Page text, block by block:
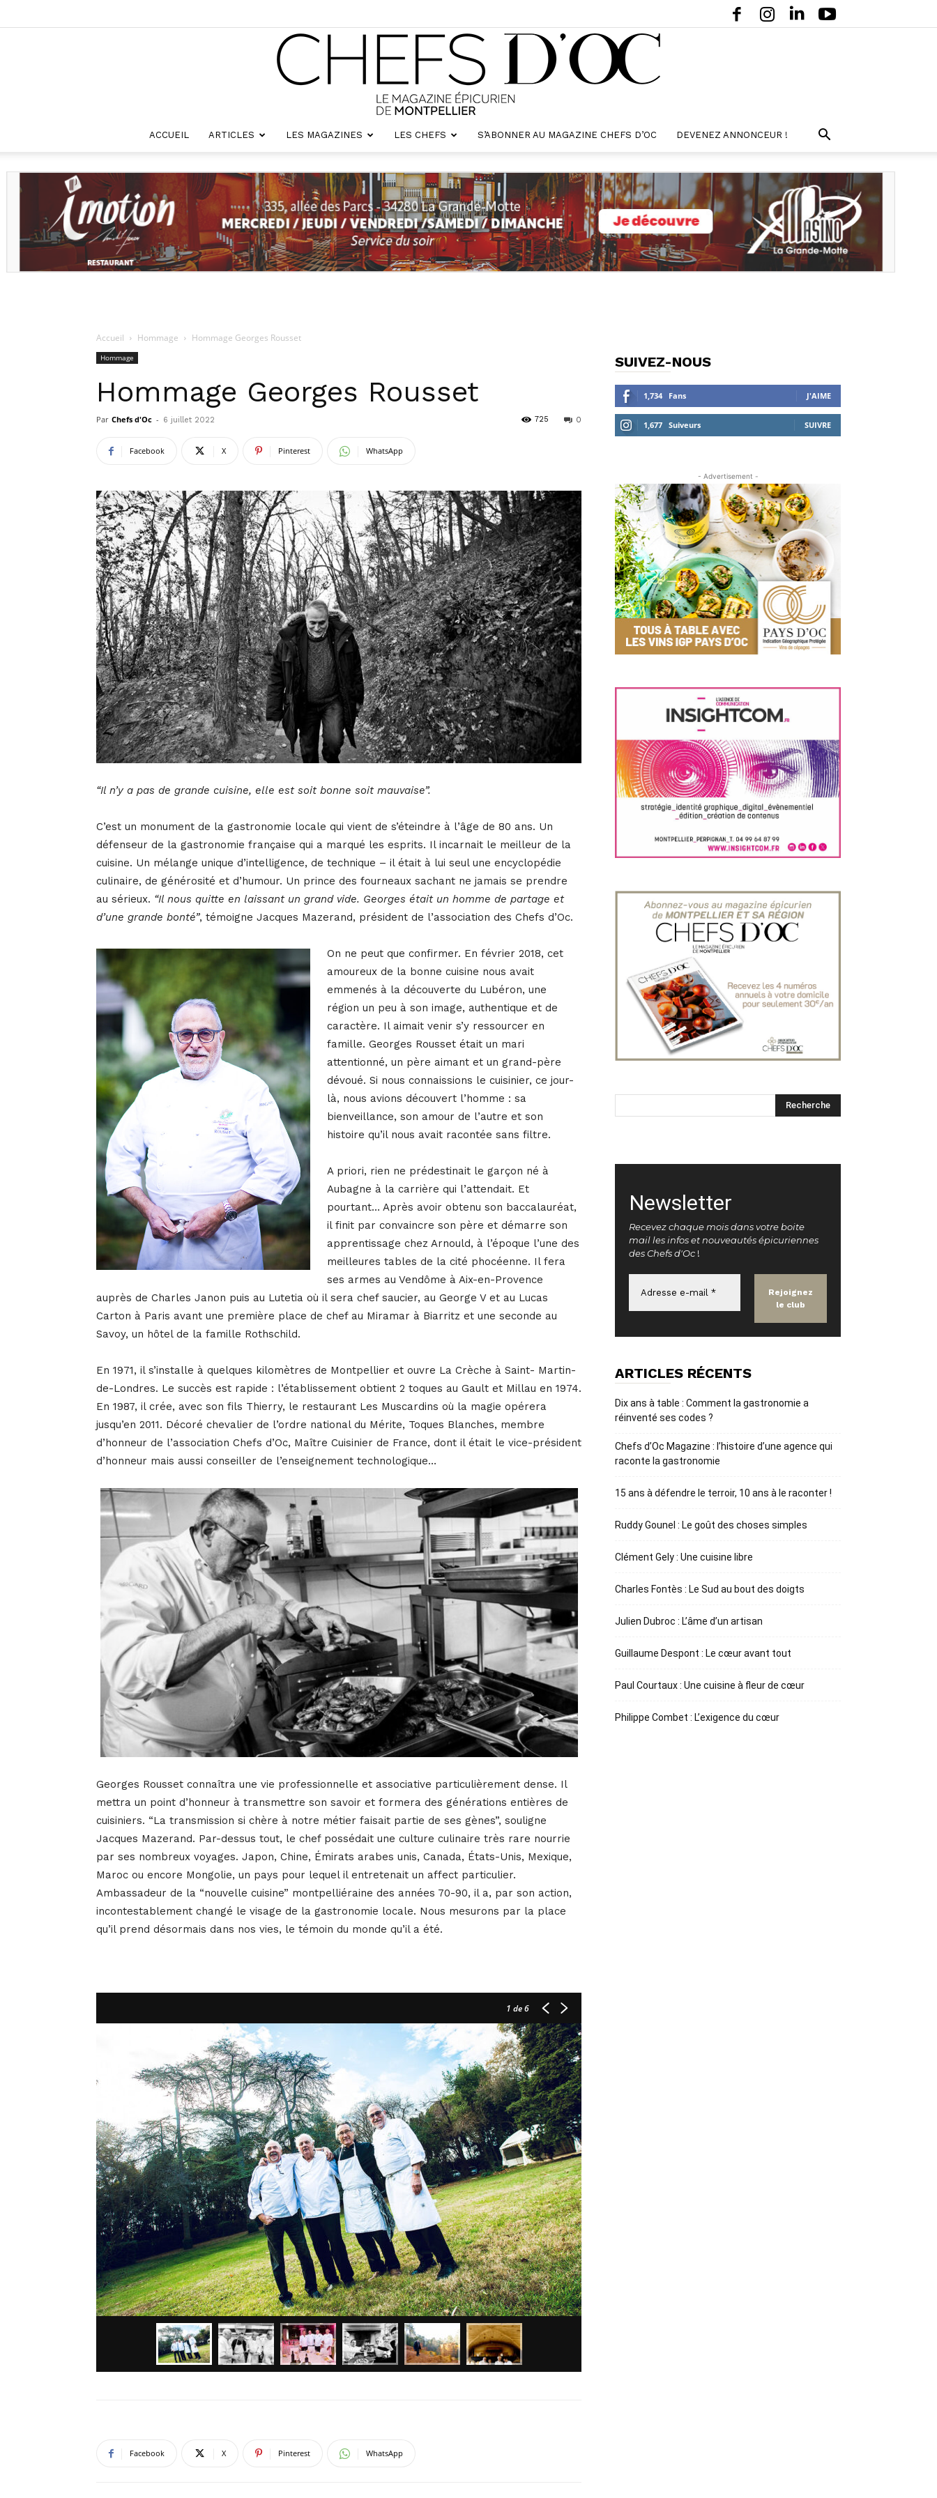
ACCUEIL ARTICLES LES MAGAZINES LES CHEFS S’ABONNER AU MAGAZINE CHEFS D’OC DEVENEZ ANNONCEUR !
Accueil Hommage Hommage Georges Rousset
Hommage
Hommage Georges Rousset
Par Chefs d'Oc - 6 juillet 2022 0
725
Facebook X Pinterest WhatsApp
“Il n’y a pas de grande cuisine, elle est soit bonne soit mauvaise”.
C’est un monument de la gastronomie locale qui vient de s’éteindre à l’âge de 80 ans. Un
défenseur de la gastronomie française qui a marqué les esprits. Il incarnait le meilleur de la
cuisine. Un mélange unique d’intelligence, de technique – il était à lui seul une encyclopédie
culinaire, de générosité et d’humour. Un prince des fourneaux sachant ne jamais se prendre
au sérieux. “Il nous quitte en laissant un grand vide. Georges était un homme de partage et
d’une grande bonté”, témoigne Jacques Mazerand, président de l’association des Chefs d’Oc.
On ne peut que confirmer. En février 2018, cet
amoureux de la bonne cuisine nous avait
emmenés à la découverte du Lubéron, une
région un peu à son image, authentique et de
caractère. Il aimait venir s’y ressourcer en
famille. Georges Rousset était un mari
attentionné, un père aimant et un grand-père
dévoué. Si nous connaissions le cuisinier, ce jour-
là, nous avions découvert l’homme : sa
bienveillance, son amour de l’autre et son
histoire qu’il nous avait racontée sans filtre.
A priori, rien ne prédestinait le garçon né à
Aubagne à la carrière qui l’attendait. Et
pourtant… Après avoir obtenu son baccalauréat,
il finit par convaincre son père et démarre son
apprentissage chez Arnould, à l’époque l’une des
meilleures tables de la cité phocéenne. Il fera
ses armes au Vendôme à Aix-en-Provence
auprès de Charles Janon puis au Lutetia où il sera chef saucier, au George V et au Lucas
Carton à Paris avant une première place de chef au Miramar à Biarritz et une seconde au
Savoy, un hôtel de la famille Rothschild.
En 1971, il s’installe à quelques kilomètres de Montpellier et ouvre La Crèche à Saint- Martin-
de-Londres. Le succès est rapide : l’établissement obtient 2 toques au Gault et Millau en 1974.
En 1987, il crée, avec son fils Thierry, le restaurant Les Muscardins où la magie opérera
jusqu’en 2011. Décoré chevalier de l’ordre national du Mérite, Toques Blanches, membre
d’honneur de l’association Chefs d’Oc, Maître Cuisinier de France, dont il était le vice-président
d’honneur mais aussi conseiller de l’enseignement technologique…
Georges Rousset connaîtra une vie professionnelle et associative particulièrement dense. Il
mettra un point d’honneur à transmettre son savoir et formera des générations entières de
cuisiniers. “La transmission si chère à notre métier faisait partie de ses gènes”, souligne
Jacques Mazerand. Par-dessus tout, le chef possédait une culture culinaire très rare nourrie
par ses nombreux voyages. Japon, Chine, Émirats arabes unis, Canada, États-Unis, Mexique,
Maroc ou encore Mongolie, un pays pour lequel il entretenait un affect particulier.
Ambassadeur de la “nouvelle cuisine” montpelliéraine des années 70-90, il a, par son action,
incontestablement changé le visage de la gastronomie locale. Nous mesurons par la place
qu’il prend désormais dans nos vies, le témoin du monde qu’il a été.
1 de 6
Facebook X Pinterest WhatsApp
SUIVEZ-NOUS
1,734 Fans J'AIME
1,677 Suiveurs SUIVRE
- Advertisement -
Newsletter
Recevez chaque mois dans votre boite
mail les infos et nouveautés épicuriennes
des Chefs d'Oc !
ARTICLES RÉCENTS
Dix ans à table : Comment la gastronomie a
réinventé ses codes ?
Chefs d’Oc Magazine : l’histoire d’une agence qui
raconte la gastronomie
15 ans à défendre le terroir, 10 ans à le raconter !
Ruddy Gounel : Le goût des choses simples
Clément Gely : Une cuisine libre
Charles Fontès : Le Sud au bout des doigts
Julien Dubroc : L’âme d’un artisan
Guillaume Despont : Le cœur avant tout
Paul Courtaux : Une cuisine à fleur de cœur
Philippe Combet : L’exigence du cœur